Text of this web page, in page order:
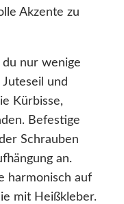
Akzente zu
du nur wenige
und
Kürbisse,
Befestige
Schrauben
an.
harmonisch auf
mit Heißkleber.